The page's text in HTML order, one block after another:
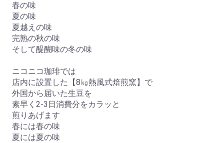
春の味
夏の味
夏越えの味
完熟の秋の味
そして醍醐味の冬の味
ニコニコ珈琲では
店内に設置した【8㎏熱風式焙煎窯】で
外国から届いた生豆を
素早く2-3日消費分をカラッと
煎りあげます
春には春の味
夏には夏の味